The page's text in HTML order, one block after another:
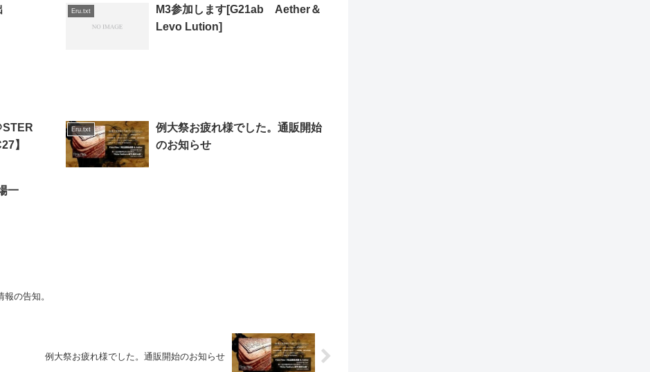
Eru.txt
M3参加します[G21ab Aether＆
Levo Lution]
STER
】
Eru.txt
例大祭お疲れ様でした。通販開始
のお知らせ
一
の告知。
例大祭お疲れ様でした。通販開始のお知らせ